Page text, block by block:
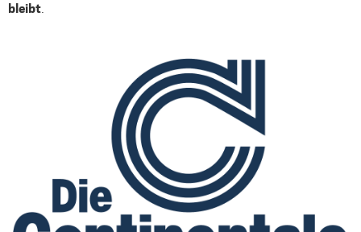
bleibt.